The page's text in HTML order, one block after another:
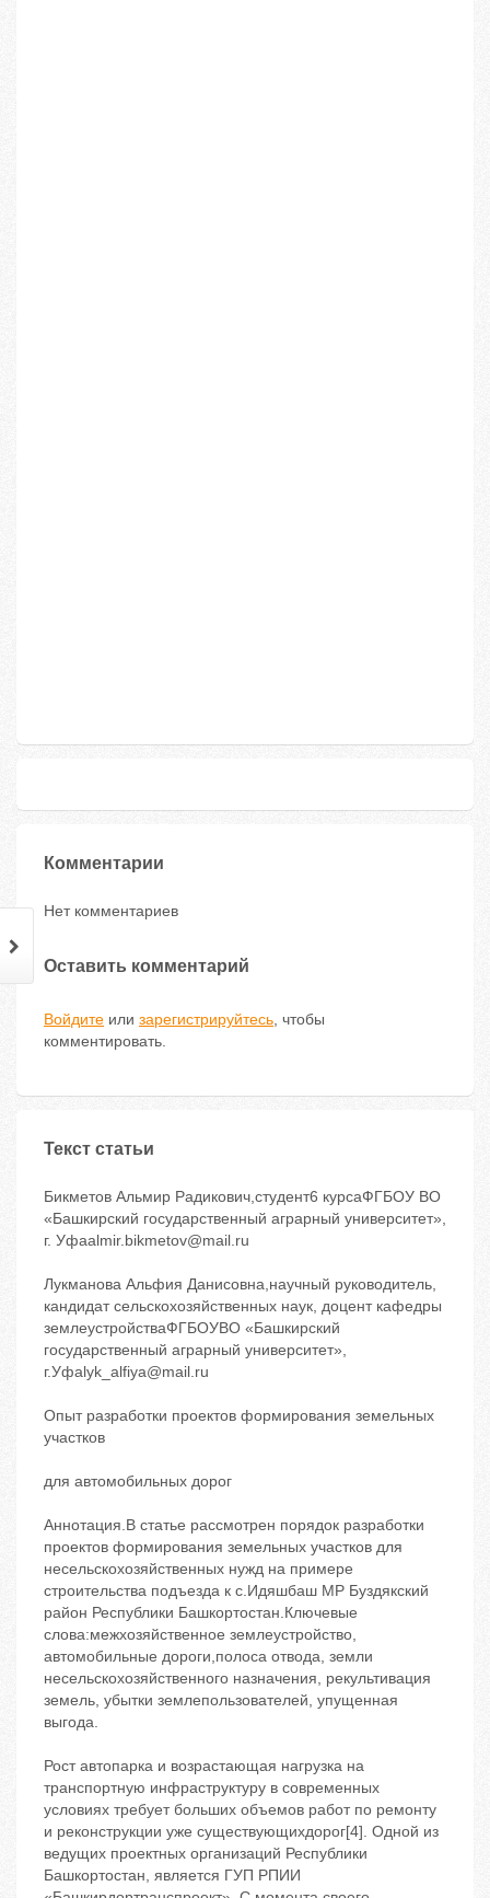
Комментарии
Нет комментариев
Оставить комментарий
Войдите или зарегистрируйтесь, чтобы
комментировать.
Текст статьи
Бикметов Альмир Радикович,студент6 курсаФГБОУ ВО
«Башкирский государственный аграрный университет»,
г. Уфаalmir.bikmetov@mail.ru
Лукманова Альфия Данисовна,научный руководитель,
кандидат сельскохозяйственных наук, доцент кафедры
землеустройстваФГБОУВО «Башкирский
государственный аграрный университет»,
г.Уфаlyk_alfiya@mail.ru
Опыт разработки проектов формирования земельных
участков
для автомобильных дорог
Аннотация.В статье рассмотрен порядок разработки
проектов формирования земельных участков для
несельскохозяйственных нужд на примере
строительства подъезда к с.Идяшбаш МР Буздякский
район Республики Башкортостан.Ключевые
слова:межхозяйственное землеустройство,
автомобильные дороги,полоса отвода, земли
несельскохозяйственного назначения, рекультивация
земель, убытки землепользователей, упущенная
выгода.
Рост автопарка и возрастающая нагрузка на
транспортную инфраструктуру в современных
условиях требует больших объемов работ по ремонту
и реконструкции уже существующихдорог[4]. Одной из
ведущих проектных организаций Республики
Башкортостан, является ГУП РПИИ